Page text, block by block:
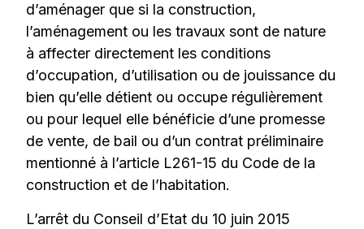
d’aménager que si la construction,
l’aménagement ou les travaux sont de nature
à affecter directement les conditions
d’occupation, d’utilisation ou de jouissance du
bien qu’elle détient ou occupe régulièrement
ou pour lequel elle bénéficie d’une promesse
de vente, de bail ou d’un contrat préliminaire
mentionné à l’article L261-15 du Code de la
construction et de l’habitation.
L’arrêt du Conseil d’Etat du 10 juin 2015